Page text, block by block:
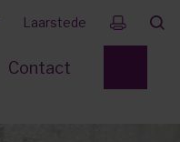
Laarstede
Contact